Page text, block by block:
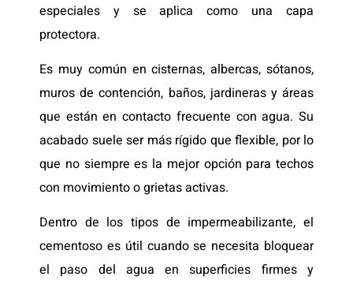
especiales y se aplica como una capa
protectora.
Es muy común en cisternas, albercas, sótanos,
muros de contención, baños, jardineras y áreas
que están en contacto frecuente con agua. Su
acabado suele ser más rígido que flexible, por lo
que no siempre es la mejor opción para techos
con movimiento o grietas activas.
Dentro de los tipos de impermeabilizante, el
cementoso es útil cuando se necesita bloquear
el paso del agua en superficies firmes y